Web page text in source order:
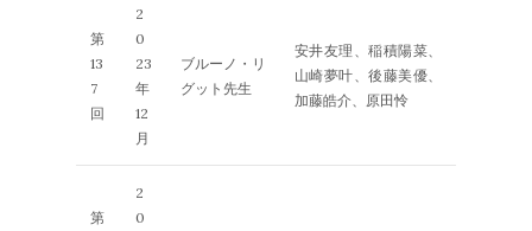
第
13
7
回
2
0
23
年
12
月
ブルーノ・リ
グット先生
安井友理、稲積陽菜、
山崎夢叶、後藤美優、
加藤皓介、原田怜
第
2
0